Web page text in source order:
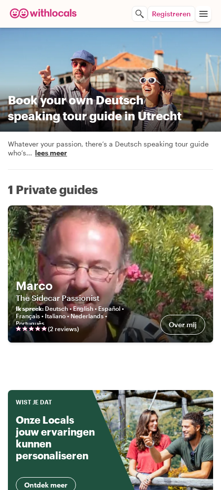
Registreren
Book your own Deutsch
speaking tour guide in Utrecht
Whatever your passion, there’s a Deutsch speaking tour guide
who’s... lees meer
1 Private guides
Marco
The Sidecar Passionist
Ik spreek: Deutsch • English • Español •
Français • Italiano • Nederlands •
Português
(2 reviews) Over mij
WIST JE DAT
Onze Locals
jouw ervaringen
kunnen
personaliseren
Ontdek meer